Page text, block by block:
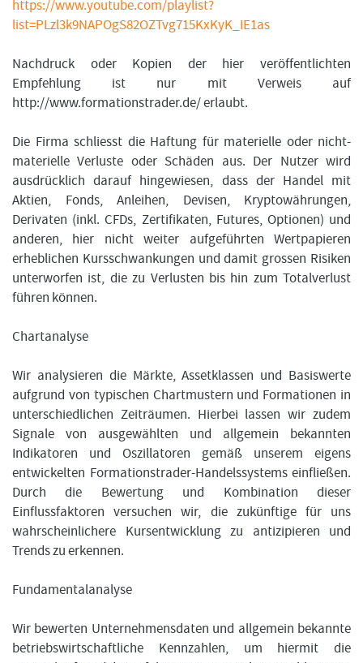
https://www.youtube.com/playlist?
list=PLzl3k9NAPOgS82OZTvg715KxKyK_IE1as
Nachdruck oder Kopien der hier veröffentlichten
Empfehlung ist nur mit Verweis auf
http://www.formationstrader.de/ erlaubt.
Die Firma schliesst die Haftung für materielle oder nicht-
materielle Verluste oder Schäden aus. Der Nutzer wird
ausdrücklich darauf hingewiesen, dass der Handel mit
Aktien, Fonds, Anleihen, Devisen, Kryptowährungen,
Derivaten (inkl. CFDs, Zertifikaten, Futures, Optionen) und
anderen, hier nicht weiter aufgeführten Wertpapieren
erheblichen Kursschwankungen und damit grossen Risiken
unterworfen ist, die zu Verlusten bis hin zum Totalverlust
führen können.
Chartanalyse
Wir analysieren die Märkte, Assetklassen und Basiswerte
aufgrund von typischen Chartmustern und Formationen in
unterschiedlichen Zeiträumen. Hierbei lassen wir zudem
Signale von ausgewählten und allgemein bekannten
Indikatoren und Oszillatoren gemäß unserem eigens
entwickelten Formationstrader-Handelssystems einfließen.
Durch die Bewertung und Kombination dieser
Einflussfaktoren versuchen wir, die zukünftige für uns
wahrscheinlichere Kursentwicklung zu antizipieren und
Trends zu erkennen.
Fundamentalanalyse
Wir bewerten Unternehmensdaten und allgemein bekannte
betriebswirtschaftliche Kennzahlen, um hiermit die